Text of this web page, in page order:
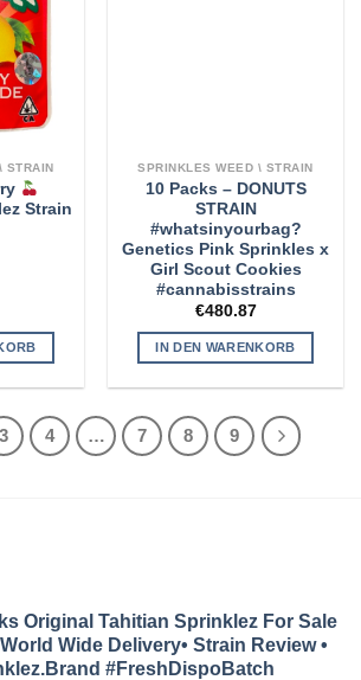
STRAIN
Strain
SPRINKLES WEED \ STRAIN
10 Packs – DONUTS
STRAIN
#whatsinyourbag?
Genetics Pink Sprinkles x
Girl Scout Cookies
#cannabisstrains
€480.87
IN DEN WARENKORB
3 4 … 7 8 9
Original Tahitian Sprinklez For Sale
Wide Delivery• Strain Review •
#FreshDispoBatch